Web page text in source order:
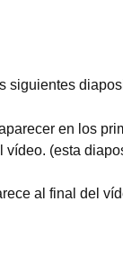
siguientes
en los
vídeo. (esta
al final del